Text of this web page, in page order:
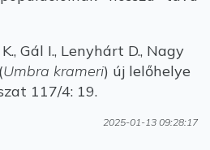
Gál I., Lenyhárt D., Nagy
Umbra krameri) új lelőhelye
117/4: 19.
2025-01-13 09:28:17